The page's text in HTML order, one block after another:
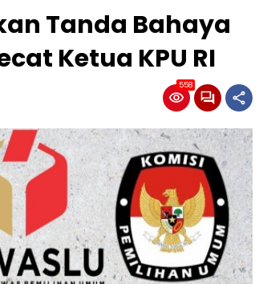
Tanda Bahaya
Ketua KPU RI
558